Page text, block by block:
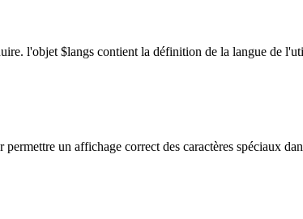
l'objet $langs contient la définition de la langue de
un affichage correct des caractères spéciaux